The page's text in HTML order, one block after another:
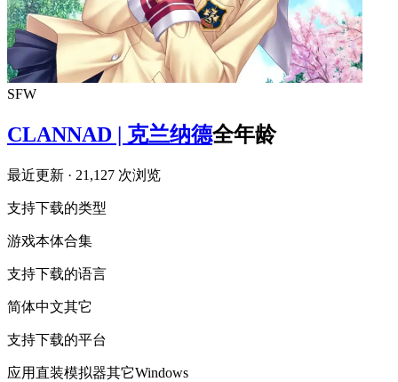
SFW
CLANNAD | 克兰纳德全年龄
最近更新 · 21,127 次浏览
支持下载的类型
游戏本体合集
支持下载的语言
简体中文其它
支持下载的平台
应用直装模拟器其它Windows